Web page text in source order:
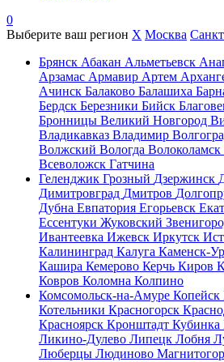
0
Выберите ваш регион X Москва
Брянск Абакан Альметьевск
Арзамас Армавир Артем
Ачинск Балаково Балашиха
Бердск Березники Бийск
Бронницы Великий Новгород
Владикавказ Владимир
Волжский Вологда Волоколамск
Всеволожск Гатчина
Геленджик Грозный Дзержинск
Димитровград Дмитров
Дубна Евпатория Егорьевск
Ессентуки Жуковский
Ивантеевка Ижевск Иркутск
Калининград Калуга Каменск-
Кашира Кемерово Керчь Киров
Ковров Коломна Колпино
Комсомольск-на-Амуре Копейск
Котельники Красногорск
Красноярск Кронштадт Кубинка
Ликино-Дулево Липецк Лобня
Люберцы Людиново